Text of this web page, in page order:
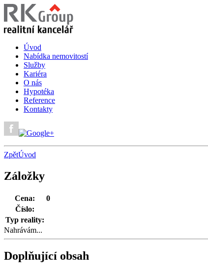
Úvod
Nabídka nemovitostí
Služby
Kariéra
O nás
Hypotéka
Reference
Kontakty
ZpětÚvod
Záložky
Cena:
0
Číslo:
Typ reality:
Nahrávám...
Doplňující obsah